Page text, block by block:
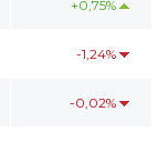
+0,75%
-1,24%
-0,02%